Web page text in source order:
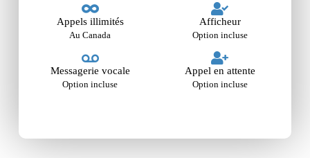
Appels illimités
Au Canada
Afficheur
Option incluse
Messagerie vocale
Option incluse
Appel en attente
Option incluse